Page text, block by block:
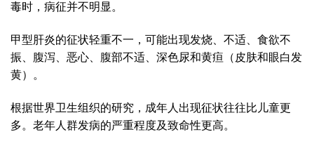
毒时，病征并不明显。
甲型肝炎的征状轻重不一，可能出现发烧、不适、食欲不
振、腹泻、恶心、腹部不适、深色尿和黄疸（皮肤和眼白发
黄）。
根据世界卫生组织的研究，成年人出现征状往往比儿童更
多。老年人群发病的严重程度及致命性更高。